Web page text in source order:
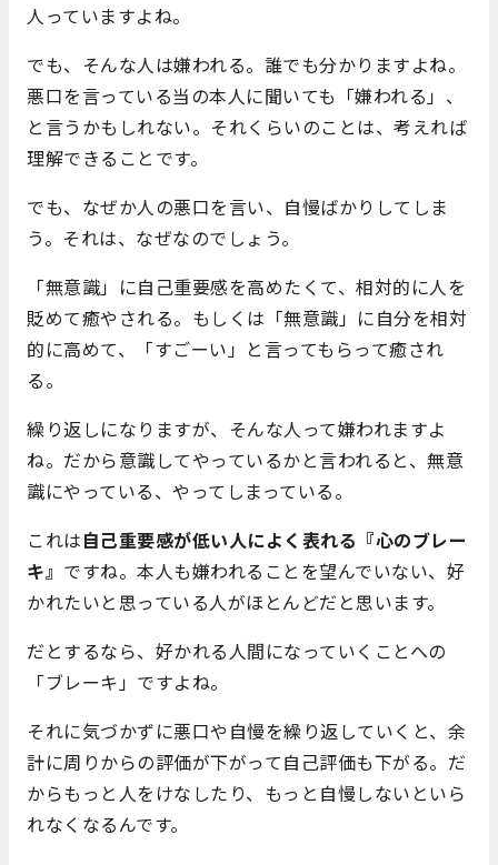
人っていますよね。
でも、そんな人は嫌われる。誰でも分かりますよね。
悪口を言っている当の本人に聞いても「嫌われる」、
と言うかもしれない。それくらいのことは、考えれば
理解できることです。
でも、なぜか人の悪口を言い、自慢ばかりしてしま
う。それは、なぜなのでしょう。
「無意識」に自己重要感を高めたくて、相対的に人を
貶めて癒やされる。もしくは「無意識」に自分を相対
的に高めて、「すごーい」と言ってもらって癒され
る。
繰り返しになりますが、そんな人って嫌われますよ
ね。だから意識してやっているかと言われると、無意
識にやっている、やってしまっている。
これは自己重要感が低い人によく表れる『心のブレー
キ』 ですね。本人も嫌われることを望んでいない、好
かれたいと思っている人がほとんどだと思います。
だとするなら、好かれる人間になっていくことへの
「ブレーキ」ですよね。
それに気づかずに悪口や自慢を繰り返していくと、余
計に周りからの評価が下がって自己評価も下がる。だ
からもっと人をけなしたり、もっと自慢しないといら
れなくなるんです。